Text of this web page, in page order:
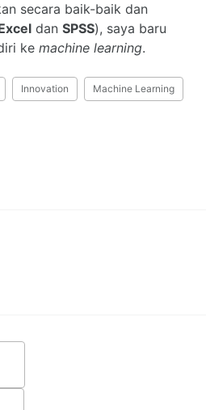
secara baik-baik dan
dan SPSS), saya baru
ke machine learning.
Innovation Machine Learning